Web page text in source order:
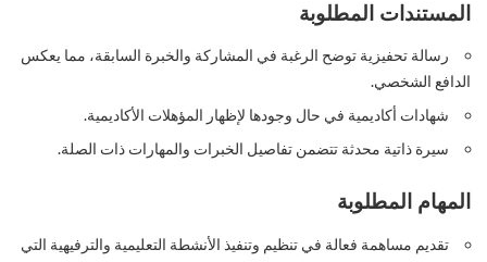
المستندات المطلوبة
رسالة تحفيزية توضح الرغبة في المشاركة والخبرة السابقة، مما يعكس
الدافع الشخصي.
شهادات أكاديمية في حال وجودها لإظهار المؤهلات الأكاديمية.
سيرة ذاتية محدثة تتضمن تفاصيل الخبرات والمهارات ذات الصلة.
المهام المطلوبة
تقديم مساهمة فعالة في تنظيم وتنفيذ الأنشطة التعليمية والترفيهية التي